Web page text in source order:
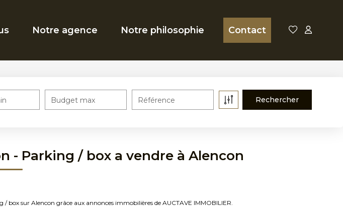
Notre agence Notre philosophie Contact
Budget max Référence
- Parking / box a vendre à Alencon
sur Alencon grâce aux annonces immobilières de AUCTAVE IMMOBILIER.